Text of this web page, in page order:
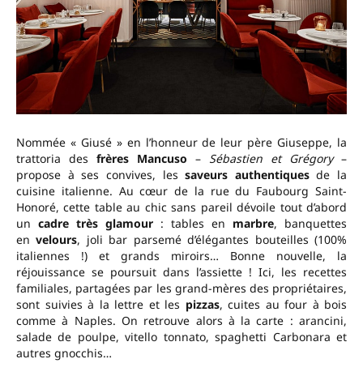
Nommée « Giusé » en l’honneur de leur père Giuseppe, la
trattoria des frères Mancuso – Sébastien et Grégory–
propose à ses convives, lessaveurs authentiquesde la
cuisine italienne. Au cœur de la rue du Faubourg Saint-
Honoré, cette table au chic sans pareil dévoile tout d’abord
un cadre très glamour : tables en marbre, banquettes
envelours, joli bar parsemé d’élégantes bouteilles (100%
italiennes !) et grands miroirs… Bonne nouvelle, la
réjouissance se poursuit dans l’assiette ! Ici, les recettes
familiales, partagées par les grand-mères des propriétaires,
sont suivies à la lettre et les pizzas, cuites au four à bois
comme à Naples. On retrouve alors à la carte : arancini,
salade de poulpe, vitello tonnato, spaghetti Carbonara et
autres gnocchis…